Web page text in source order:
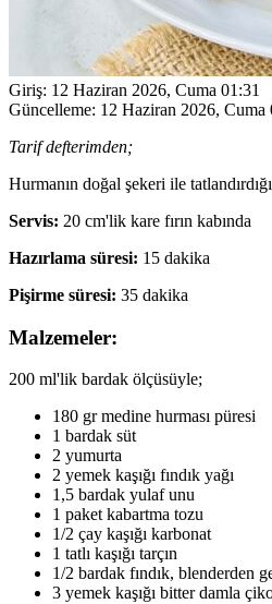
Giriş: 12 Haziran 2026, Cuma 01:31
Güncelleme: 12 Haziran 2026, Cuma
Tarif defterimden;
Hurmanın doğal şekeri ile
Servis: 20 cm'lik kare fırın kabında
Hazırlama süresi: 15 dakika
Pişirme süresi: 35 dakika
Malzemeler:
200 ml'lik bardak ölçüsüyle;
180 gr medine hurması püresi
1 bardak süt
2 yumurta
2 yemek kaşığı fındık yağı
1,5 bardak yulaf unu
1 paket kabartma tozu
1/2 çay kaşığı karbonat
1 tatlı kaşığı tarçın
1/2 bardak fındık, blenderden
3 yemek kaşığı bitter damla